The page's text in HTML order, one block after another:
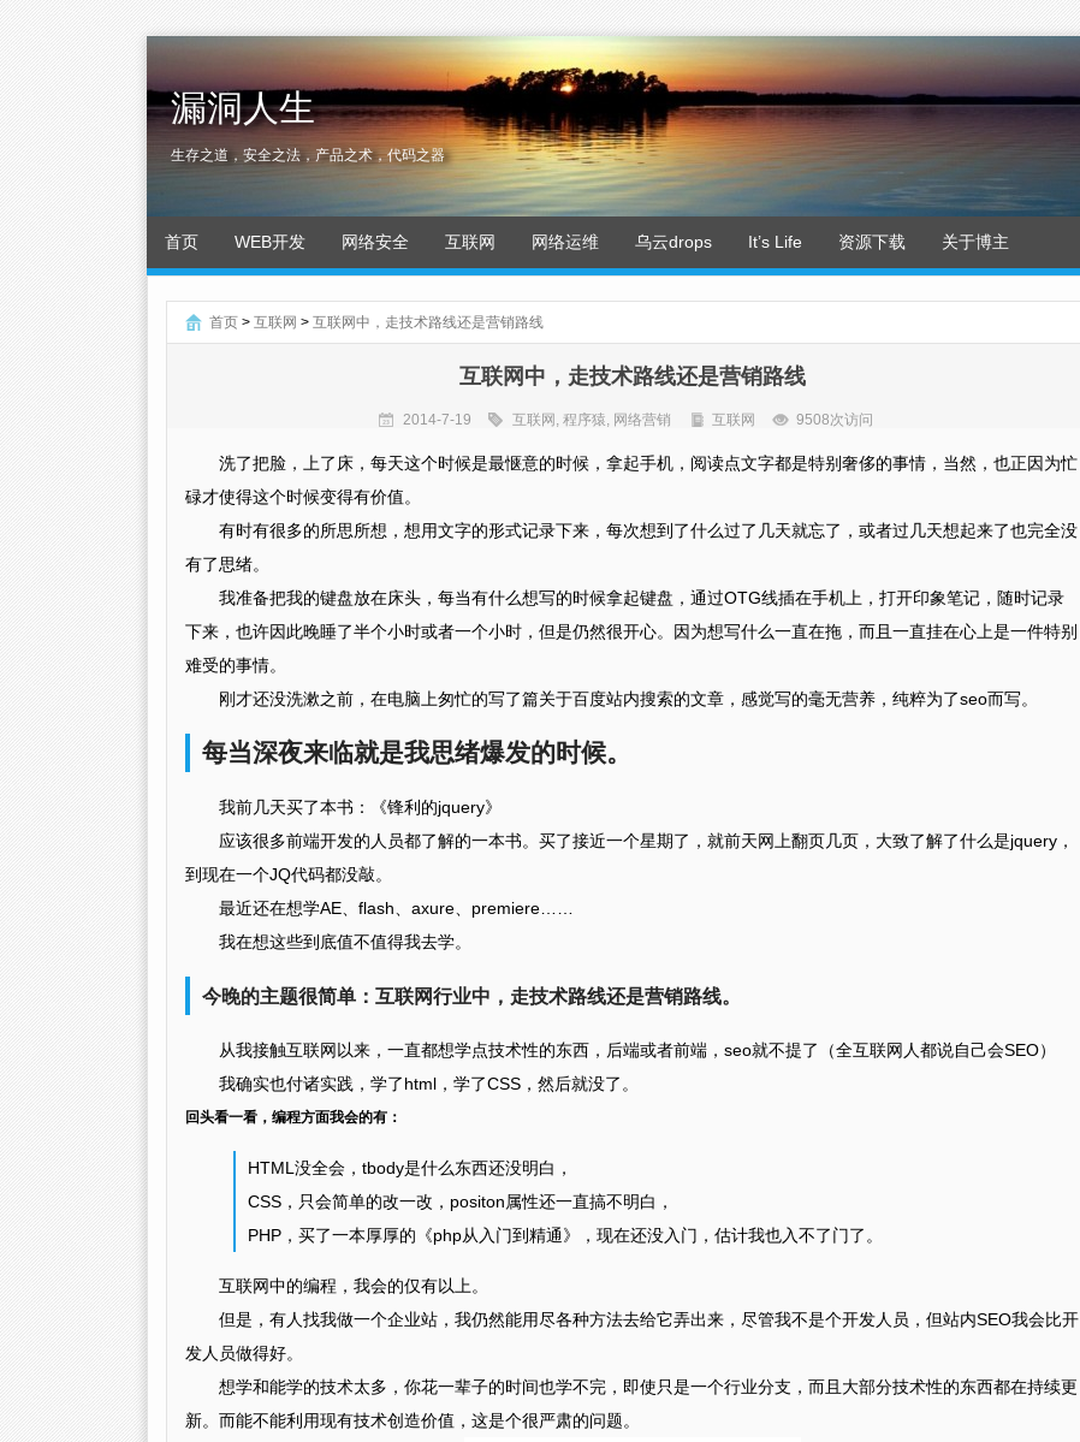
漏洞人生
生存之道，安全之法，产品之术，代码之器
首页 WEB开发 网络安全 互联网 网络运维 乌云drops It’s Life 资源下载 关于博主
首页 > 互联网 > 互联网中，走技术路线还是营销路线
互联网中，走技术路线还是营销路线
2014-7-19 互联网 , 程序猿, 网络营销 互联网 9508次访问
洗了把脸，上了床，每天这个时候是最惬意的时候，拿起手机，阅读点文字都是特别奢侈的事情，当然，也正因为忙
碌才使得这个时候变得有价值。
有时有很多的所思所想，想用文字的形式记录下来，每次想到了什么过了几天就忘了，或者过几天想起来了也完全没
有了思绪。
我准备把我的键盘放在床头，每当有什么想写的时候拿起键盘，通过OTG线插在手机上，打开印象笔记，随时记录
下来，也许因此晚睡了半个小时或者一个小时，但是仍然很开心。因为想写什么一直在拖，而且一直挂在心上是一件特别
难受的事情。
刚才还没洗漱之前，在电脑上匆忙的写了篇关于百度站内搜索的文章，感觉写的毫无营养，纯粹为了seo而写。
每当深夜来临就是我思绪爆发的时候。
我前几天买了本书：《锋利的jquery》
应该很多前端开发的人员都了解的一本书。买了接近一个星期了，就前天网上翻页几页，大致了解了什么是jquery，
到现在一个JQ代码都没敲。
最近还在想学AE、flash、axure、premiere……
我在想这些到底值不值得我去学。
今晚的主题很简单：互联网行业中，走技术路线还是营销路线。
从我接触互联网以来，一直都想学点技术性的东西，后端或者前端，seo就不提了（全互联网人都说自己会SEO）
我确实也付诸实践，学了html，学了CSS，然后就没了。
回头看一看，编程方面我会的有：
HTML没全会，tbody是什么东西还没明白，
CSS，只会简单的改一改，positon属性还一直搞不明白，
PHP，买了一本厚厚的《php从入门到精通》，现在还没入门，估计我也入不了门了。
互联网中的编程，我会的仅有以上。
但是，有人找我做一个企业站，我仍然能用尽各种方法去给它弄出来，尽管我不是个开发人员，但站内SEO我会比开
发人员做得好。
想学和能学的技术太多，你花一辈子的时间也学不完，即使只是一个行业分支，而且大部分技术性的东西都在持续更
新。而能不能利用现有技术创造价值，这是个很严肃的问题。